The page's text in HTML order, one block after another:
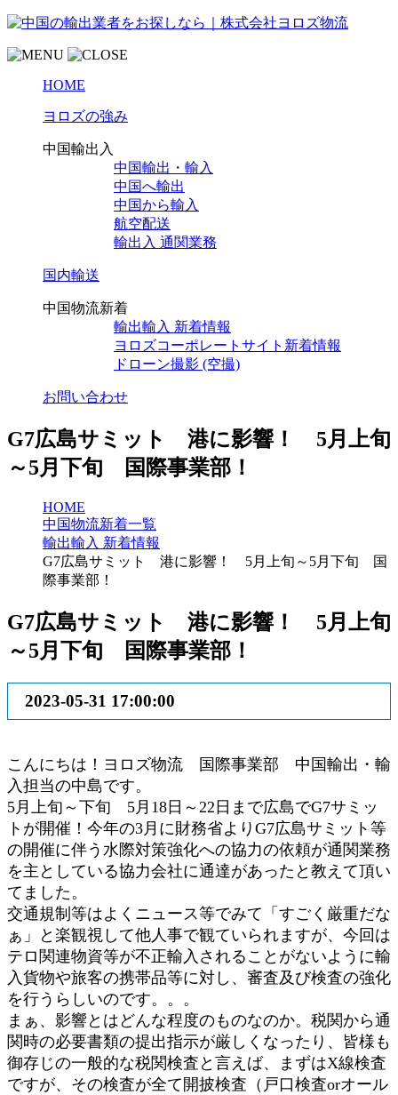
HOME
ヨロズの強み
中国輸出入
中国輸出・輸入
中国へ輸出
中国から輸入
航空配送
輸出入 通関業務
国内輸送
中国物流新着
輸出輸入 新着情報
ヨロズコーポレートサイト新着情報
ドローン撮影 (空撮)
お問い合わせ
G7広島サミット 港に影響！ 5月上旬
～5月下旬 国際事業部！
HOME
中国物流新着一覧
輸出輸入 新着情報
G7広島サミット 港に影響！ 5月上旬～5月下旬 国
際事業部！
G7広島サミット 港に影響！ 5月上旬
～5月下旬 国際事業部！
2023-05-31 17:00:00
こんにちは！ヨロズ物流 国際事業部 中国輸出・輸
入担当の中島です。
5月上旬～下旬 5月18日～22日まで広島でG7サミッ
トが開催！今年の3月に財務省よりG7広島サミット等
の開催に伴う水際対策強化への協力の依頼が通関業務
を主としている協力会社に通達があったと教えて頂い
てました。
交通規制等はよくニュース等でみて「すごく厳重だな
ぁ」と楽観視して他人事で観ていられますが、今回は
テロ関連物資等が不正輸入されることがないように輸
入貨物や旅客の携帯品等に対し、審査及び検査の強化
を行うらしいのです。。。
まぁ、影響とはどんな程度のものなのか。税関から通
関時の必要書類の提出指示が厳しくなったり、皆様も
御存じの一般的な税関検査と言えば、まずはX線検査
ですが、その検査が全て開披検査（戸口検査orオール